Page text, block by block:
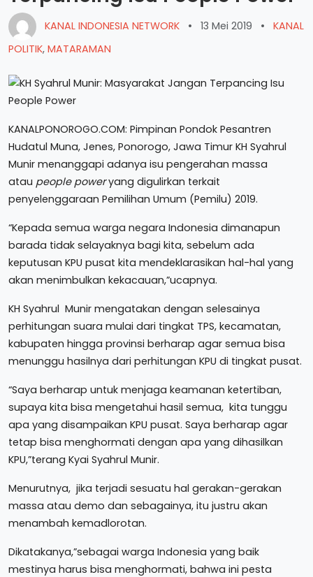
KANAL INDONESIA NETWORK • 13 Mei 2019 •
KANAL
POLITIK, MATARAMAN
KANALPONOROGO.COM: Pimpinan Pondok Pesantren
Hudatul Muna, Jenes, Ponorogo, Jawa Timur KH Syahrul
Munir menanggapi adanya isu pengerahan massa
atau people poweryang digulirkan terkait
penyelenggaraan Pemilihan Umum (Pemilu) 2019.
“Kepada semua warga negara Indonesia dimanapun
barada tidak selayaknya bagi kita, sebelum ada
keputusan KPU pusat kita mendeklarasikan hal-hal yang
akan menimbulkan kekacauan,”ucapnya.
KH Syahrul Munir mengatakan dengan selesainya
perhitungan suara mulai dari tingkat TPS, kecamatan,
kabupaten hingga provinsi berharap agar semua bisa
menunggu hasilnya dari perhitungan KPU di tingkat pusat.
“Saya berharap untuk menjaga keamanan ketertiban,
supaya kita bisa mengetahui hasil semua, kita tunggu
apa yang disampaikan KPU pusat. Saya berharap agar
tetap bisa menghormati dengan apa yang dihasilkan
KPU,”terang Kyai Syahrul Munir.
Menurutnya, jika terjadi sesuatu hal gerakan-gerakan
massa atau demo dan sebagainya, itu justru akan
menambah kemadlorotan.
Dikatakanya,”sebagai warga Indonesia yang baik
mestinya harus bisa menghormati, bahwa ini pesta